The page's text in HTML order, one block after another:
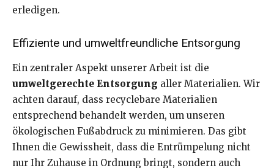
erledigen.
Effiziente und umweltfreundliche Entsorgung
Ein zentraler Aspekt unserer Arbeit ist die
umweltgerechte Entsorgung aller Materialien. Wir
achten darauf, dass recyclebare Materialien
entsprechend behandelt werden, um unseren
ökologischen Fußabdruck zu minimieren. Das gibt
Ihnen die Gewissheit, dass die Entrümpelung nicht
nur Ihr Zuhause in Ordnung bringt, sondern auch